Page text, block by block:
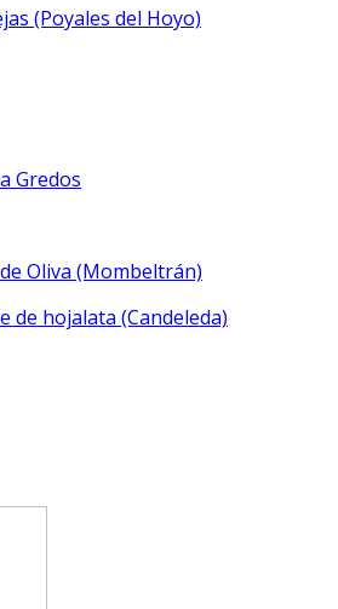
(Poyales del Hoyo)
Gredos
Oliva (Mombeltrán)
de hojalata (Candeleda)